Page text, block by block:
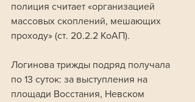
полиция считает «организацией
массовых скоплений, мешающих
проходу» (ст. 20.2.2 КоАП).
Логинова трижды подряд получала
по 13 суток: за выступления на
площади Восстания, Невском